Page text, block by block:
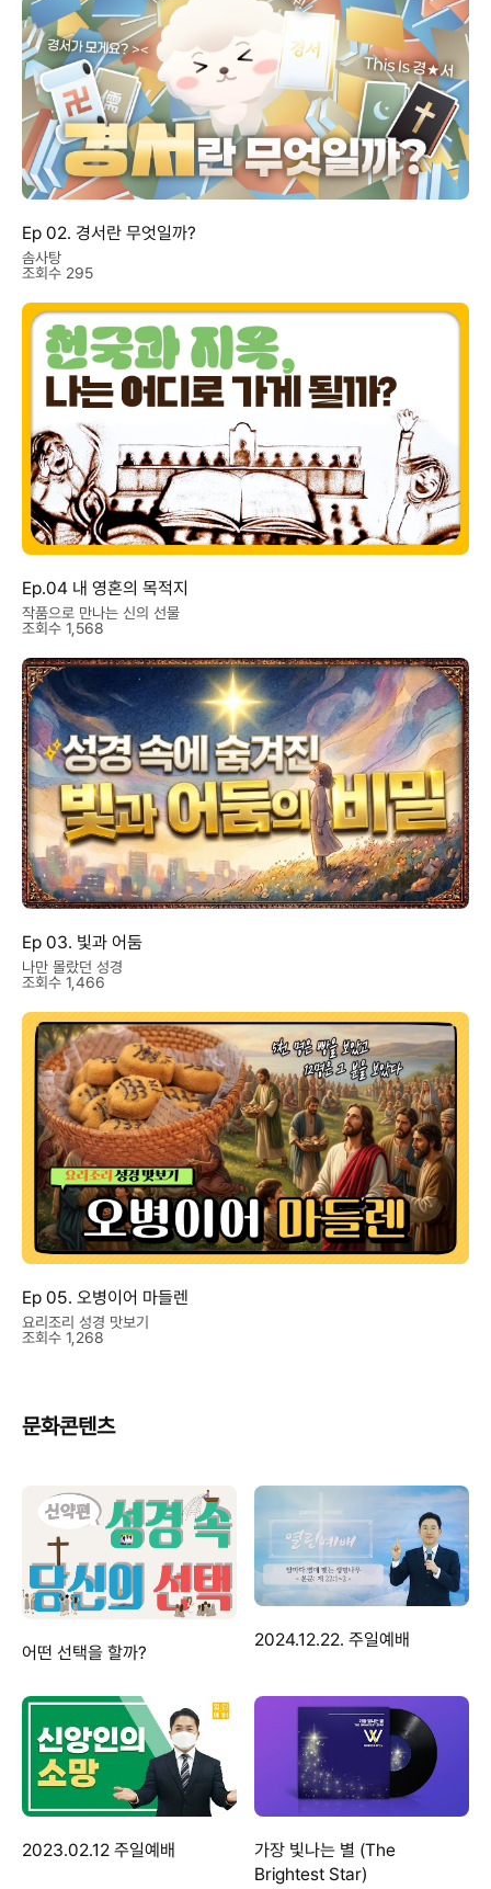
Ep 02. 경서란 무엇일까?
솜사탕
조회수 295
Ep.04 내 영혼의 목적지
작품으로 만나는 신의 선물
조회수 1,568
Ep 03. 빛과 어둠
나만 몰랐던 성경
조회수 1,466
Ep 05. 오병이어 마들렌
요리조리 성경 맛보기
조회수 1,268
문화콘텐츠
어떤 선택을 할까?
2024.12.22. 주일예배
2023.02.12 주일예배
가장 빛나는 별 (The
Brightest Star)